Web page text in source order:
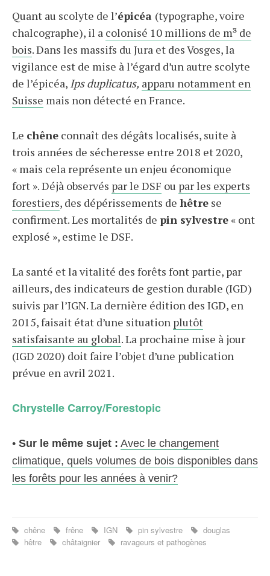
Quant au scolyte de l’épicéa (typographe, voire
chalcographe), il a colonisé 10 millions de m³ de
bois. Dans les massifs du Jura et des Vosges, la
vigilance est de mise à l’égard d’un autre scolyte
de l’épicéa, Ips duplicatus, apparu notamment en
Suisse mais non détecté en France.
Le chêne connaît des dégâts localisés, suite à
trois années de sécheresse entre 2018 et 2020,
« mais cela représente un enjeu économique
fort ». Déjà observés par le DSF ou par les experts
forestiers, des dépérissements de hêtre se
confirment. Les mortalités de pin sylvestre« ont
explosé », estime le DSF.
La santé et la vitalité des forêts font partie, par
ailleurs, des indicateurs de gestion durable (IGD)
suivis par l’IGN. La dernière édition des IGD, en
2015, faisait état d’une situation plutôt
satisfaisante au global. La prochaine mise à jour
(IGD 2020) doit faire l’objet d’une publication
prévue en avril 2021.
Chrystelle Carroy/Forestopic
• Sur le même sujet : Avec le changement
climatique, quels volumes de bois disponibles dans
les forêts pour les années à venir?
chêne frêne IGN pin sylvestre
douglas
hêtre
châtaignier ravageurs et pathogènes